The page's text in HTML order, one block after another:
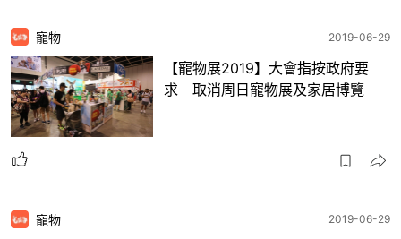
寵物 2019-06-29
【寵物展2019】大會指按政府要
求 取消周日寵物展及家居博覽
寵物 2019-06-29